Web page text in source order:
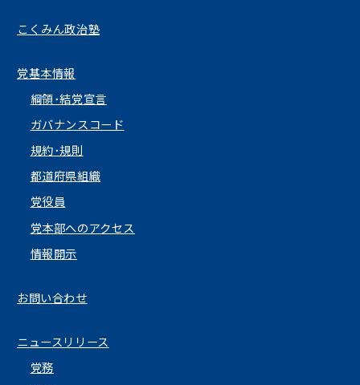
こくみん政治塾
党基本情報
綱領･結党宣言
ガバナンスコード
規約･規則
都道府県組織
党役員
党本部へのアクセス
情報開示
お問い合わせ
ニュースリリース
党務